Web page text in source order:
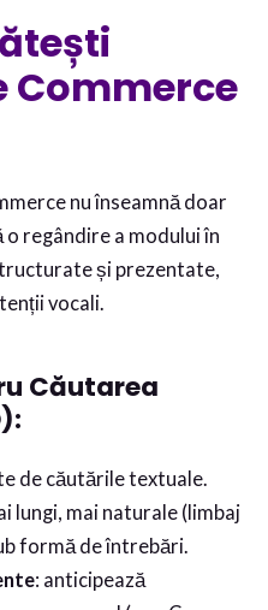
Commerce
nu înseamnă doar
o regândire a modului în
și prezentate,
vocali.
Căutarea
de căutările textuale.
lungi, mai naturale (limbaj
formă de întrebări.
: anticipează